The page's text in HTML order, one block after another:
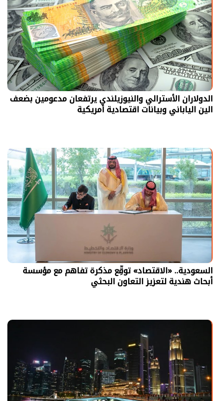
الدولاران الأسترالي والنيوزيلندي يرتفعان مدعومين بضعف
الين الياباني وبيانات اقتصادية أمريكية
السعودية.. «الاقتصاد» توقِّع مذكرة تفاهم مع مؤسسة
أبحاث هندية لتعزيز التعاون البحثي